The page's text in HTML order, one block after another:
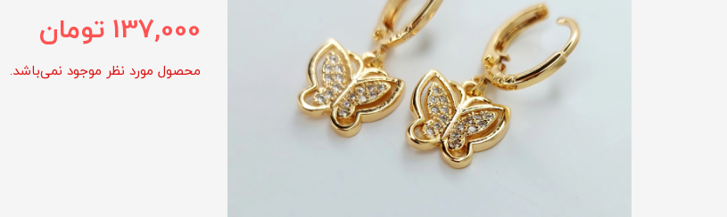
137,000 تومان
محصول مورد نظر موجود نمی‌باشد.